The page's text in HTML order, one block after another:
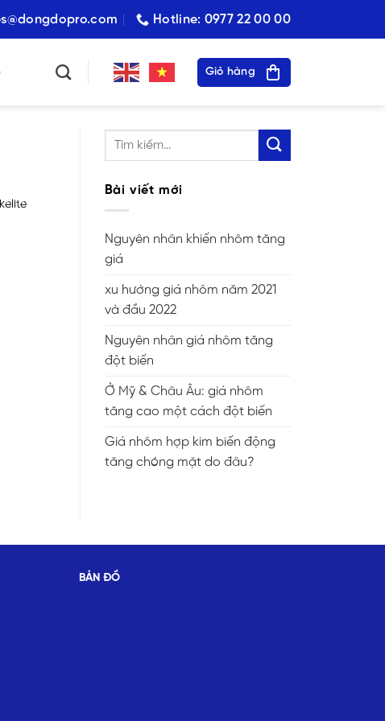
Hotline: 0977 22 00 00
Giỏ hàng
Bài viết mới
Nguyên nhân khiến nhôm tăng
giá
xu hướng giá nhôm năm 2021
và đầu 2022
Nguyên nhân giá nhôm tăng
đột biến
Ở Mỹ & Châu Âu: giá nhôm
tăng cao một cách đột biến
Giá nhôm hợp kim biến động
tăng chóng mặt do đâu?
BẢN ĐỒ